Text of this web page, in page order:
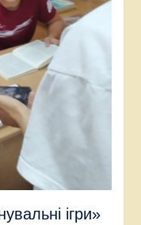
ігри»